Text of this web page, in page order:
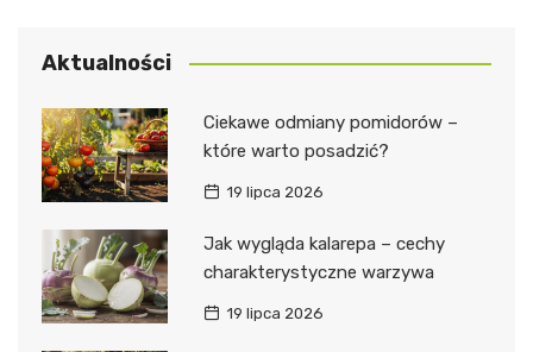
Aktualności
Ciekawe odmiany pomidorów –
które warto posadzić?
19 lipca 2026
Jak wygląda kalarepa – cechy
charakterystyczne warzywa
19 lipca 2026